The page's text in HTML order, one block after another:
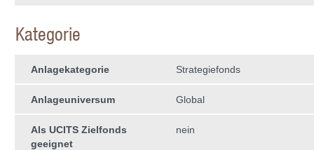
Kategorie
Anlagekategorie Strategiefonds
Anlageuniversum Global
Als UCITS Zielfonds
geeignet
nein